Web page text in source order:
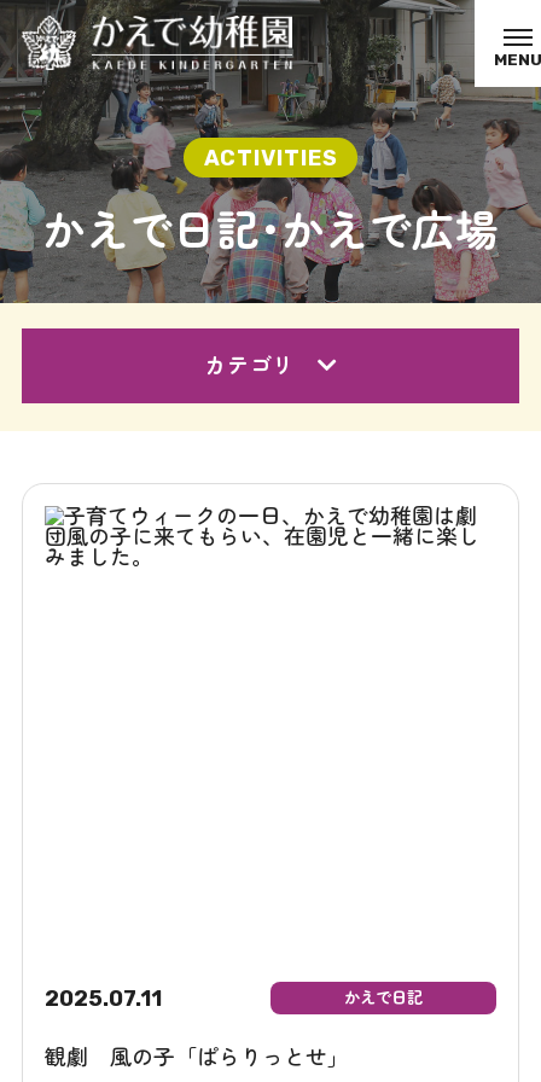
かえで日記･かえで広場
カテゴリ
2025.07.11 かえで日記
観劇 風の子「ぱらりっとせ」